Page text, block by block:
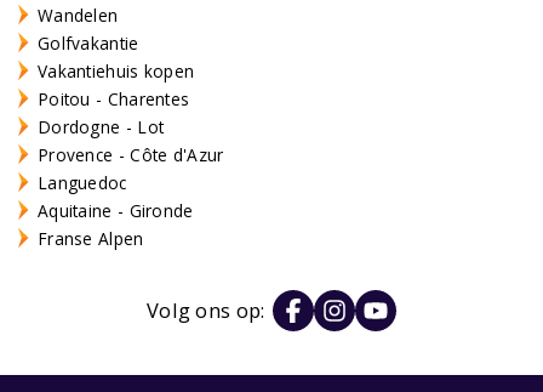
Wandelen
Golfvakantie
Vakantiehuis kopen
Poitou - Charentes
Dordogne - Lot
Provence - Côte d'Azur
Languedoc
Aquitaine - Gironde
Franse Alpen
Volg ons op: